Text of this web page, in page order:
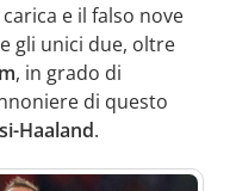
e il falso nove
gli unici due, oltre
, in grado di
di questo
Haaland.